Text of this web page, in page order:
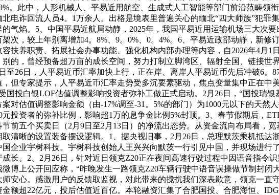
。此中，人形机械人、平易近用航空、生成式人工智能等部门前沿范畴
电诈回流人员4。1万余人。出格是境表里普遍关心的缅北“四大师族”犯
气焰。5、中国平易近航局动静，2025年，我国平易近用运输机场三大次
架次，较上年别离增加4。8%、9。0%、0。4%。6、平易近政部动静，新
扶养职责、拓展社会办事功能、强化机构内部办理等内容，自2026年4月
的，曾经预备超万亩的成长空间，努力打制立脚湾区、辐射全国、链接
至26日，人平易近币汇率加快上行，正在岸、离岸人平易近币先后冲破6。
但专家提示，人平易近币汇率走势受多沉要素驱动，焦点变量集中正在
国投白银LOF估值调整影响投资者弥补工做正式启动。2月26日，“国投瑞
对估值调整影响金额（由-17%调至-31。5%的部门）为1000元以下的天
投资者的弥补比例，影响超1万的息争金比例5%封顶。3、春节假期后，
前五个买卖日（2月9日至2月13日）的净流出态势。从资金流向布局看，
清晰的设置装备摆设逻辑。1、据央视旧事，2月26日，总理默茨乘机抵
企业宇树科技。宇树科技创始人王兴兴向默茨一行引见中国，并现场进
长。2、2月26日，针对近日领克Z20正在夜间高速行驶过程中因语音指令
博上公开回应称，“昨晚发生一路领克Z20车辆行驶中语音误操做节制封
安心。感激用户的反馈取监视，对此带来的搅扰我们深表歉意，领克一直
额超22亿元，投后估值近百亿。本轮融资汇集了合肥国投、合肥海恒、